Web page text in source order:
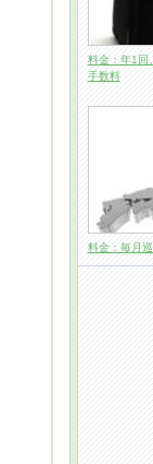
料金：年1回
手数料
料金：毎月